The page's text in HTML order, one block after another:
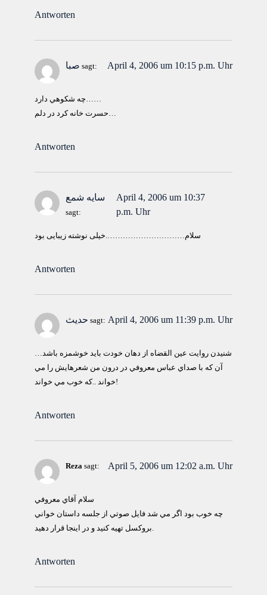
Antworten
صبا sagt: April 4, 2006 um 10:15 p.m. Uhr
چه شكوهي دارد……
حسرت خانه كرد در دلم…
Antworten
سایه شمع
sagt:
April 4, 2006 um 10:37
p.m. Uhr
سلام………………………….خیلی نوشته زیبایی بود
Antworten
حدیث sagt: April 4, 2006 um 11:39 p.m. Uhr
شنيدن روايت عين القضاه از دهان خودت بايد خوشمزه باشد…
آن كه با صداي عباس معروفي در درون من شعرهايش را مي
خواند ..كه خوب مي خواند!
Antworten
Reza sagt: April 5, 2006 um 12:02 a.m. Uhr
سلام آقاي معروفي
چه خوب بود اگر مي شد فايل صوتي از جلسه داستان خواني
بروكسل تهيه كنيد و در اينجا قرار دهيد.
Antworten